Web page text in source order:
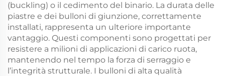
(buckling) o il cedimento del binario. La durata delle
piastre e dei bulloni di giunzione, correttamente
installati, rappresenta un ulteriore importante
vantaggio. Questi componenti sono progettati per
resistere a milioni di applicazioni di carico ruota,
mantenendo nel tempo la forza di serraggio e
l’integrità strutturale. I bulloni di alta qualità